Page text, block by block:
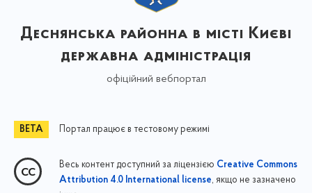
Деснянська районна в місті Києві
державна адміністрація
офіційний вебпортал
Портал працює в тестовому режимі
Весь контент доступний за ліцензією Creative Commons
Attribution 4.0 International license, якщо не зазначено